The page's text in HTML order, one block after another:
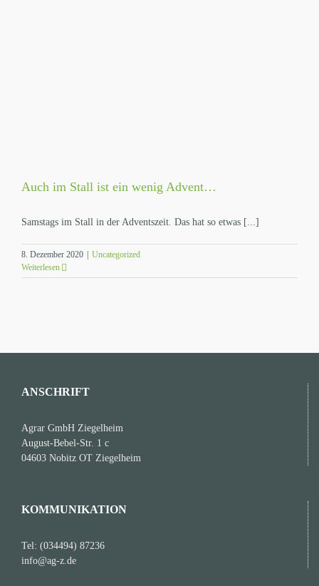
Auch im Stall ist ein wenig Advent…
Samstags im Stall in der Adventszeit. Das hat so etwas [...]
8. Dezember 2020
Uncategorized
Weiterlesen
ANSCHRIFT
Agrar GmbH Ziegelheim
August-Bebel-Str. 1 c
04603 Nobitz OT Ziegelheim
KOMMUNIKATION
Tel: (034494) 87236
info@ag-z.de